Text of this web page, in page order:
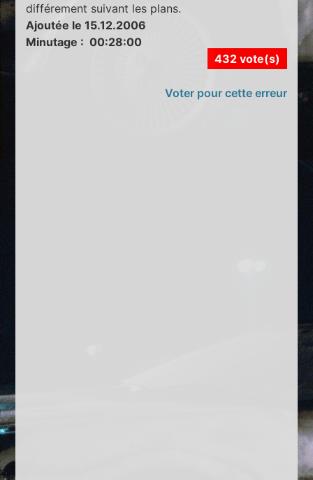
différement suivant les plans.
Ajoutée le 15.12.2006
Minutage : 00:28:00
432 vote(s)
Voter pour cette erreur